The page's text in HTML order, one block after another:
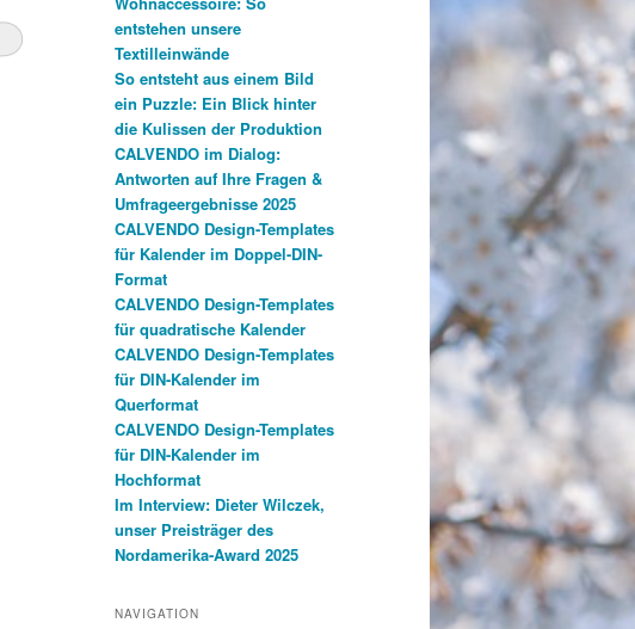
entstehen unsere
Textilleinwände
So entsteht aus einem Bild
ein Puzzle: Ein Blick hinter
die Kulissen der Produktion
CALVENDO im Dialog:
Antworten auf Ihre Fragen &
Umfrageergebnisse 2025
CALVENDO Design-Templates
für Kalender im Doppel-DIN-
Format
CALVENDO Design-Templates
für quadratische Kalender
CALVENDO Design-Templates
für DIN-Kalender im
Querformat
CALVENDO Design-Templates
für DIN-Kalender im
Hochformat
Im Interview: Dieter Wilczek,
unser Preisträger des
Nordamerika-Award 2025
NAVIGATION